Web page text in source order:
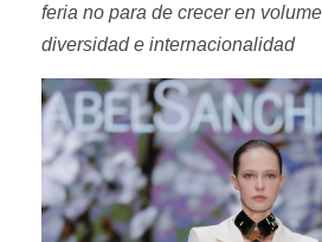
feria no para de crecer en
diversidad e internacionalidad